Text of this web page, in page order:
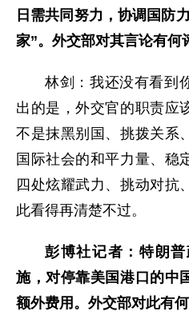
日需共同努力，协调国防
家”。外交部对其言论有何
林剑：我还没有看到
出的是，外交官的职责应
不是抹黑别国、挑拨关系
国际社会的和平力量、稳
四处炫耀武力、挑动对抗
此看得再清楚不过。
彭博社记者：特朗
施，对停靠美国港口的中
额外费用。外交部对此有